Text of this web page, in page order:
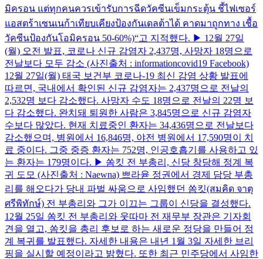
มิครอน แต่ทุกคนควรเข้ารับการฉีดวัคซีนเข็มกระตุ้น ชี้ไฟเซอร์
แอสตร้าเซนเนก้าเทียบเคียงป้องกันเดลต้าได้ คาดมาถูกทาง เชื้อ
วัคซีนป้องกันโอมิครอน 50-60%)“고 지적했다. ▶ 12월 27일
(월) 오전 발표, 코로나 신규 감염자 2,437명, 사망자 18명으로
전날보다 모두 감소 (사진출처 : informationcovid19 Facebook)
12월 27일(월) 태국 보건부 코로나-19 최신 감염 상황 발표에
따르면, 국내에서 확인된 신규 감염자는 2,437명으로 전날의
2,532명 보다 감소했다. 사망자 수도 18명으로 전날의 22명 보
다 감소했다. 완치돼 퇴원한 사람은 3,845명으로 신규 감염자
수보다 많았다. 현재 치료중인 환자는 34,436명으로 전날보다
감소했으며, 병원에서 16,846명, 야전 병원에서 17,590명이 치
료 중이다. 그중 중증 환자는 752명, 인공호흡기를 사용하고 있
는 환자는 179명이다. ▶ 쏨킷 전 부총리, 신당 창당해 정계 복
귀 도모 (사진출처 : Naewna) 쁘라윧 정권에서 경제 담당 부총
리를 해오다가 당내 파벌 싸움으로 사임했던 쏨킷(สมคิด จาตุ
ศรีพิทักษ์) 전 부총리와 그가 이끄는 그룹이 신당을 결성했다.
12월 25일 쏨킷 전 부총리와 웃따마 전 재무부 장관은 기자회
견을 열고, 쏨킷을 총리 후보로 하는 새로운 정당을 만들어 정
계 복귀를 발표했다. 자세한 내용은 내년 1월 3일 자세한 브리
핑을 실시할 예정이라고 밝혔다. 또한 최근 민주당에서 사임한